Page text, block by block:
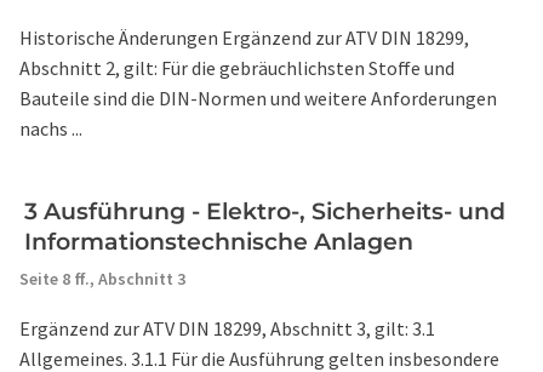
Historische Änderungen Ergänzend zur ATV DIN 18299,
Abschnitt 2, gilt: Für die gebräuchlichsten Stoffe und
Bauteile sind die DIN-Normen und weitere Anforderungen
nachs ...
3 Ausführung - Elektro-, Sicherheits- und
Informationstechnische Anlagen
Seite 8 ff., Abschnitt 3
Ergänzend zur ATV DIN 18299, Abschnitt 3, gilt: 3.1
Allgemeines. 3.1.1 Für die Ausführung gelten insbesondere